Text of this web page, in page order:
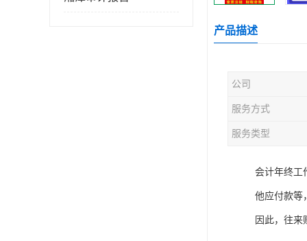
产品描述
公司
服务方式
服务类型
会计年终工
他应付款等
因此，往来